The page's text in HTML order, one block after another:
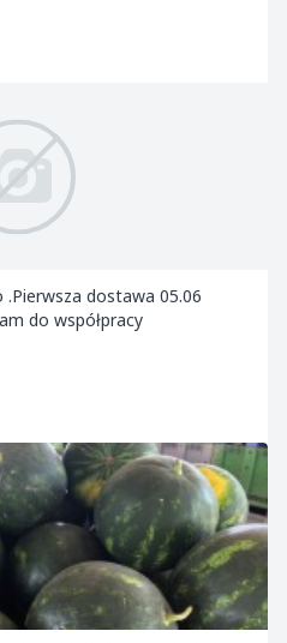
.Pierwsza dostawa 05.06
do współpracy